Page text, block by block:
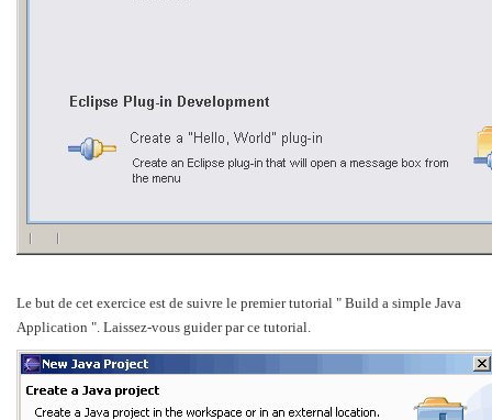
Le but de cet exercice est de suivre le premier tutorial " Build a simple Java
Application ". Laissez-vous guider par ce tutorial.